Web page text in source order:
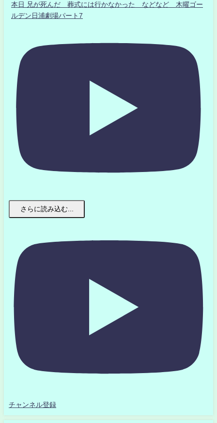
本日 兄が死んだ 葬式には行かなかった などなど 木曜ゴー
ルデン日浦劇場パート7
さらに読み込む...
チャンネル登録